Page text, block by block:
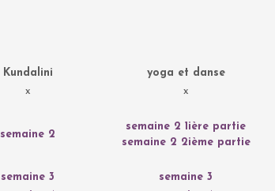
Kundalini yoga et danse
x x
semaine 2
semaine 2 1ière partie
semaine 2 2ième partie
semaine 3 semaine 3